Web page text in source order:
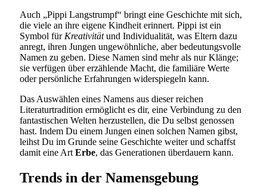
Auch „Pippi Langstrumpf“ bringt eine Geschichte mit sich,
die viele an ihre eigene Kindheit erinnert. Pippi ist ein
Symbol für Kreativitätund Individualität, was Eltern dazu
anregt, ihren Jungen ungewöhnliche, aber bedeutungsvolle
Namen zu geben. Diese Namen sind mehr als nur Klänge;
sie verfügen über erzählende Macht, die familiäre Werte
oder persönliche Erfahrungen widerspiegeln kann.
Das Auswählen eines Namens aus dieser reichen
Literaturtradition ermöglicht es dir, eine Verbindung zu den
fantastischen Welten herzustellen, die Du selbst genossen
hast. Indem Du einem Jungen einen solchen Namen gibst,
leihst Du im Grunde seine Geschichte weiter und schaffst
damit eine Art Erbe, das Generationen überdauern kann.
Trends in der Namensgebung